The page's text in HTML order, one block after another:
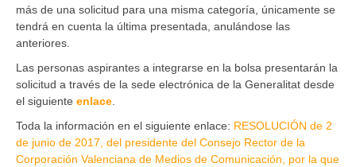
más de una solicitud para una misma categoría, únicamente se
tendrá en cuenta la última presentada, anulándose las
anteriores.
Las personas aspirantes a integrarse en la bolsa presentarán la
solicitud a través de la sede electrónica de la Generalitat desde
el siguiente enlace
Toda la información en el siguiente enlace: RESOLUCIÓN de 2
de junio de 2017, del presidente del Consejo Rector de la
Corporación Valenciana de Medios de Comunicación, por la que